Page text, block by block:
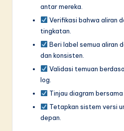
antar mereka.
Verifikasi bahwa aliran
tingkatan.
Beri label semua aliran
dan konsisten.
Validasi temuan
log.
Tinjau diagram
Tetapkan sistem versi
depan.